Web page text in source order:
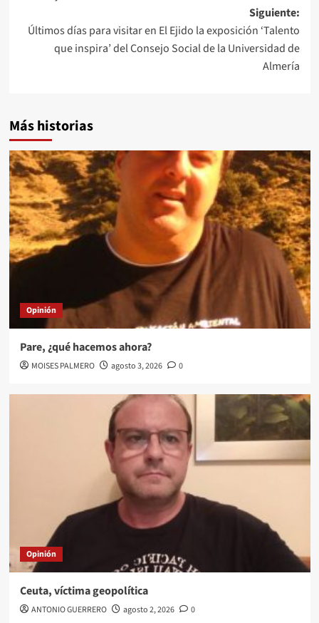
entradas
Siguiente:
Últimos días para visitar en El Ejido la exposición ‘Talento
que inspira’ del Consejo Social de la Universidad de
Almería
Más historias
Opinión
Pare, ¿qué hacemos ahora?
MOISES PALMERO agosto 3, 2026 0
Opinión
Ceuta, víctima geopolítica
ANTONIO GUERRERO agosto 2, 2026 0